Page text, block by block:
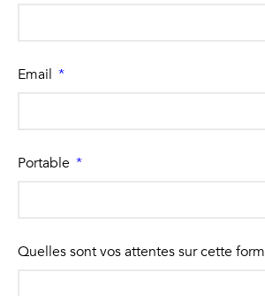
Email
Portable
Quelles sont vos attentes sur cette